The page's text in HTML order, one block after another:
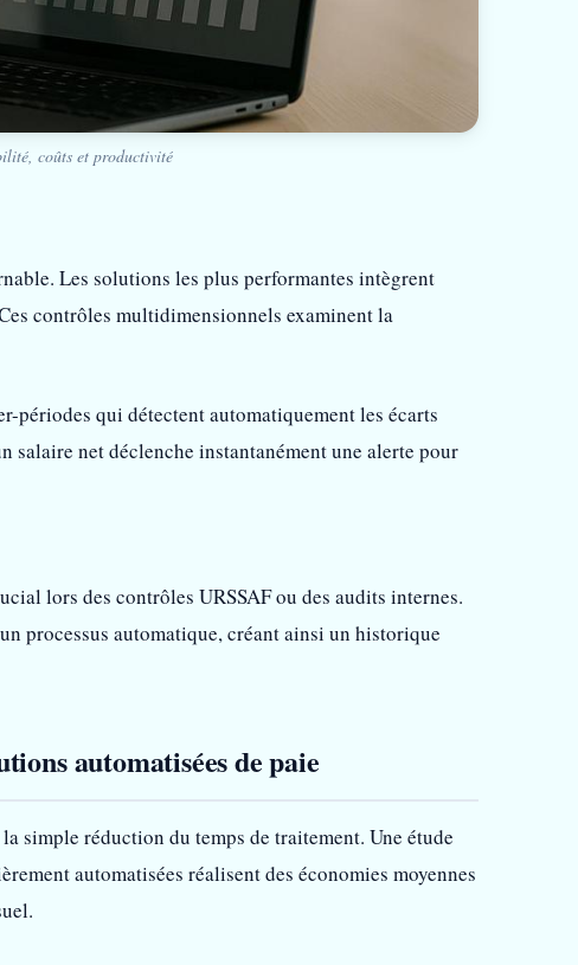
coûts et productivité
Les solutions les plus performantes intègrent
contrôles multidimensionnels examinent la
périodes qui détectent automatiquement les écarts
net déclenche instantanément une alerte pour
lors des contrôles URSSAF ou des audits internes.
processus automatique, créant ainsi un historique
automatisées de paie
simple réduction du temps de traitement. Une étude
automatisées réalisent des économies moyennes